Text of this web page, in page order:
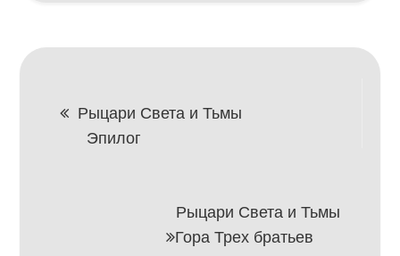
Навигация
Рыцари Света и Тьмы
Эпилог
Рыцари Света и Тьмы
Гора Трех братьев